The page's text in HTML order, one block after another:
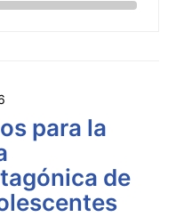
para la
de